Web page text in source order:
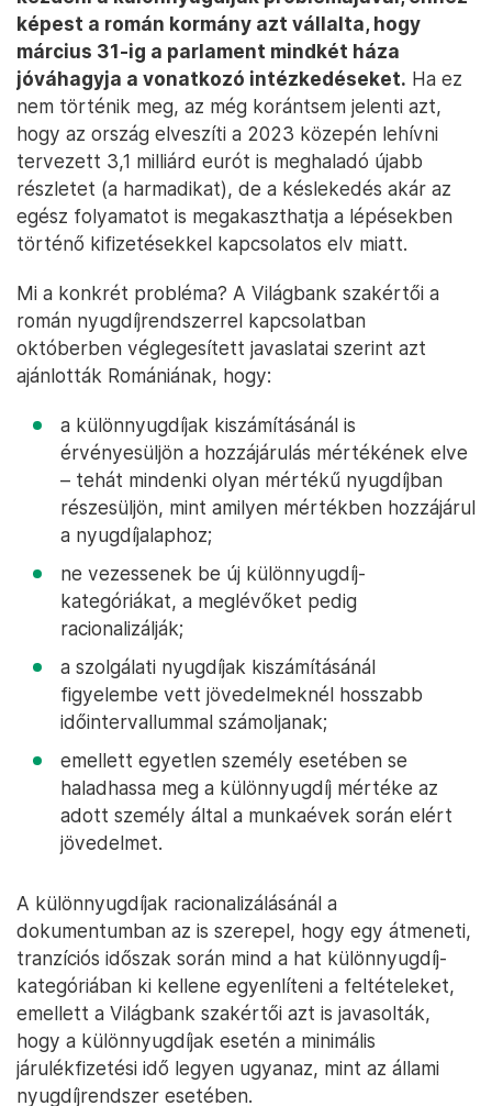
képest a román kormány azt vállalta, hogy
március 31-ig a parlament mindkét háza
jóváhagyja a vonatkozó intézkedéseket. Ha ez
nem történik meg, az még korántsem jelenti azt,
hogy az ország elveszíti a 2023 közepén lehívni
tervezett 3,1 milliárd eurót is meghaladó újabb
részletet (a harmadikat), de a késlekedés akár az
egész folyamatot is megakaszthatja a lépésekben
történő kifizetésekkel kapcsolatos elv miatt.
Mi a konkrét probléma? A Világbank szakértői a
román nyugdíjrendszerrel kapcsolatban
októberben véglegesített javaslatai szerint azt
ajánlották Romániának, hogy:
a különnyugdíjak kiszámításánál is
érvényesüljön a hozzájárulás mértékének elve
– tehát mindenki olyan mértékű nyugdíjban
részesüljön, mint amilyen mértékben hozzájárul
a nyugdíjalaphoz;
ne vezessenek be új különnyugdíj-
kategóriákat, a meglévőket pedig
racionalizálják;
a szolgálati nyugdíjak kiszámításánál
figyelembe vett jövedelmeknél hosszabb
időintervallummal számoljanak;
emellett egyetlen személy esetében se
haladhassa meg a különnyugdíj mértéke az
adott személy által a munkaévek során elért
jövedelmet.
A különnyugdíjak racionalizálásánál a
dokumentumban az is szerepel, hogy egy átmeneti,
tranzíciós időszak során mind a hat különnyugdíj-
kategóriában ki kellene egyenlíteni a feltételeket,
emellett a Világbank szakértői azt is javasolták,
hogy a különnyugdíjak esetén a minimális
járulékfizetési idő legyen ugyanaz, mint az állami
nyugdíjrendszer esetében.